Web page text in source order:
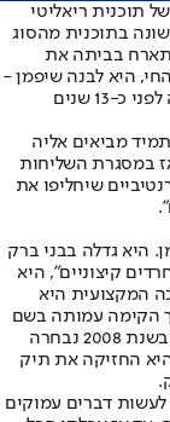
העונה החדשה של תוכנית ריאליטי
בתוכנית מהסוג
בביתה את
היא לבנה שיפמן -
בת 56 ממודיעין ואם לשלושה בנים לוחמים, שהפכה לפני כ-13 שנים
מביאים אליה
במסגרת השליחות
שיחליפו את
היא גדלה בבני ברק
קיצוניים", היא
המקצועית היא
הקימה עמותה בשם
"חסידה" שהיוותה מעגל תמיכה לנשים לאחר לידה ובשנת 2008 נבחרה
החזיקה את תיק
דברים עמוקים